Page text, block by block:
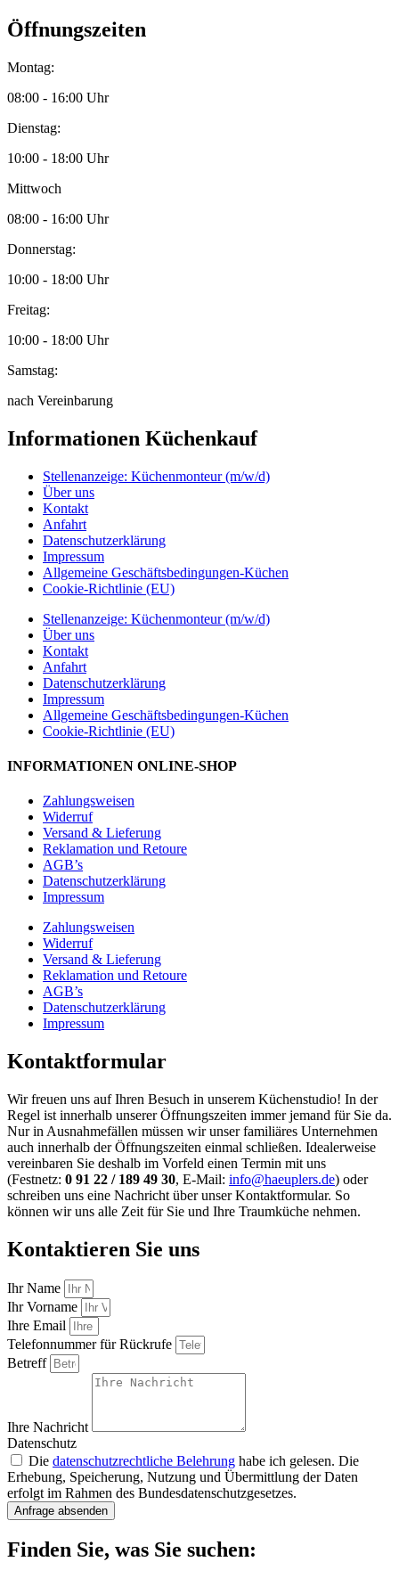
Öffnungszeiten
Montag:
08:00 - 16:00 Uhr
Dienstag:
10:00 - 18:00 Uhr
Mittwoch
08:00 - 16:00 Uhr
Donnerstag:
10:00 - 18:00 Uhr
Freitag:
10:00 - 18:00 Uhr
Samstag:
nach Vereinbarung
Informationen Küchenkauf
Stellenanzeige: Küchenmonteur (m/w/d)
Über uns
Kontakt
Anfahrt
Datenschutzerklärung
Impressum
Allgemeine Geschäftsbedingungen-Küchen
Cookie-Richtlinie (EU)
Stellenanzeige: Küchenmonteur (m/w/d)
Über uns
Kontakt
Anfahrt
Datenschutzerklärung
Impressum
Allgemeine Geschäftsbedingungen-Küchen
Cookie-Richtlinie (EU)
INFORMATIONEN ONLINE-SHOP
Zahlungsweisen
Widerruf
Versand & Lieferung
Reklamation und Retoure
AGB’s
Datenschutzerklärung
Impressum
Zahlungsweisen
Widerruf
Versand & Lieferung
Reklamation und Retoure
AGB’s
Datenschutzerklärung
Impressum
Kontaktformular
Wir freuen uns auf Ihren Besuch in unserem Küchenstudio! In der
Regel ist innerhalb unserer Öffnungszeiten immer jemand für Sie da.
Nur in Ausnahmefällen müssen wir unser familiäres Unternehmen
auch innerhalb der Öffnungszeiten einmal schließen. Idealerweise
vereinbaren Sie deshalb im Vorfeld einen Termin mit uns
(Festnetz: 0 91 22 / 189 49 30, E-Mail: info@haeuplers.de) oder
schreiben uns eine Nachricht über unser Kontaktformular. So
können wir uns alle Zeit für Sie und Ihre Traumküche nehmen.
Kontaktieren Sie uns
Ihr Name
Ihr Vorname
Ihre Email
Telefonnummer für Rückrufe
Betreff
Ihre Nachricht
Datenschutz
Die datenschutzrechtliche Belehrung habe ich gelesen. Die
Erhebung, Speicherung, Nutzung und Übermittlung der Daten
erfolgt im Rahmen des Bundesdatenschutzgesetzes.
Anfrage absenden
Finden Sie, was Sie suchen: